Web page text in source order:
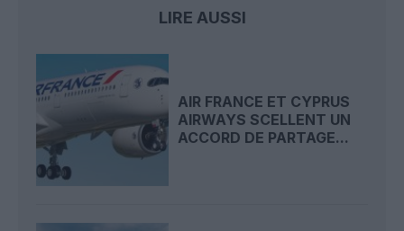
LIRE AUSSI
AIR FRANCE ET CYPRUS
AIRWAYS SCELLENT UN
ACCORD DE PARTAGE...